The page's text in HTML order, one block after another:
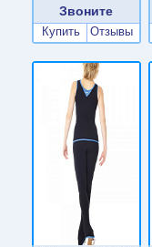
Звоните
Купить Отзывы